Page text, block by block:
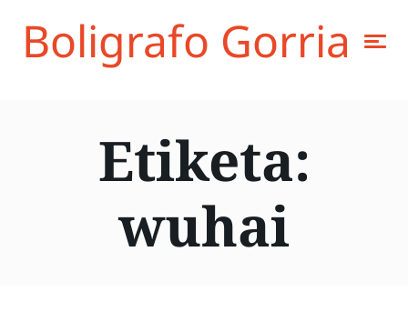
Boligrafo Gorria
Etiketa:
wuhai